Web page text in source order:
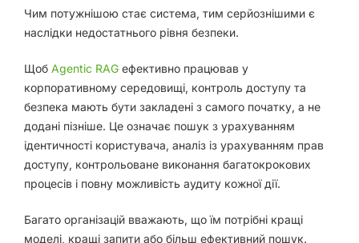
Чим потужнішою стає система, тим серйознішими є
наслідки недостатнього рівня безпеки.
Щоб Agentic RAG ефективно працював у
корпоративному середовищі, контроль доступу та
безпека мають бути закладені з самого початку, а не
додані пізніше. Це означає пошук з урахуванням
ідентичності користувача, аналіз із урахуванням прав
доступу, контрольоване виконання багатокрокових
процесів і повну можливість аудиту кожної дії.
Багато організацій вважають, що їм потрібні кращі
моделі, кращі запити або більш ефективний пошук.